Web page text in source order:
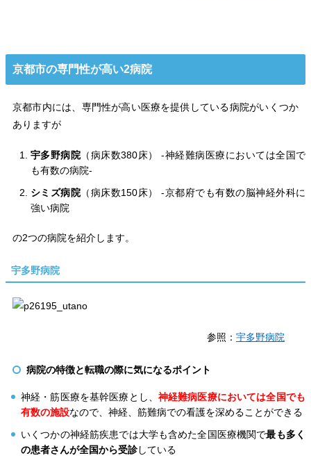
京都市の専門性が高い2病院
京都市内には、専門性が高い医療を提供している病院がいくつか
ありますが
宇多野病院（病床数380床） -神経難病医療においては全国で
も有数の病院-
シミズ病院（病床数150床） -京都府でも有数の脳神経外科に
強い病院
の2つの病院を紹介します。
宇多野病院
参照： 宇多野病院
病院の特徴と転職の際に気になるポイント
神経・筋医療を基幹医療とし、 神経難病医療においては全国でも
有数の施設なので、神経、筋難病での看護を深めることができる
いくつかの神経筋疾患では大学も含めた全国医療機関で最も多く
の患者さんが全国から受診している